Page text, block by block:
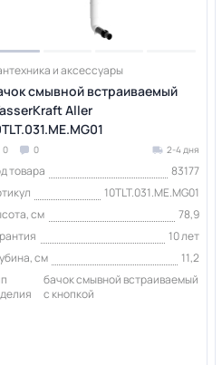
и аксессуары
смывной встраиваемый
Aller
0 0 2-4 дня
товара
83177
10TLT.031.ME.MG01
см
78,9
10 лет
см
11,2
бачок смывной встраиваемый
с кнопкой